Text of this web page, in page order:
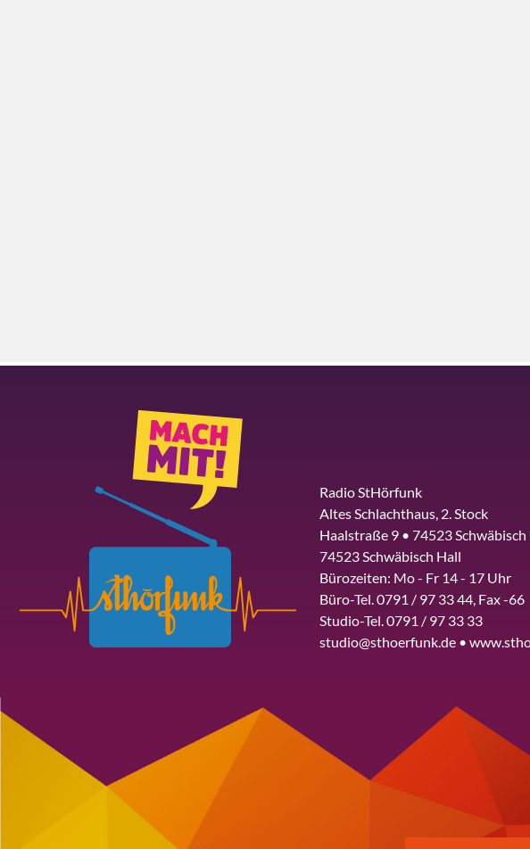
Radio StHörfunk
Altes Schlachthaus, 2. Stock
Haalstraße 9 • 74523 Schwäbisch
74523 Schwäbisch Hall
Bürozeiten: Mo - Fr 14 - 17 Uhr
Büro-Tel. 0791 / 97 33 44, Fax -66
Studio-Tel. 0791 / 97 33 33
studio@sthoerfunk.de •